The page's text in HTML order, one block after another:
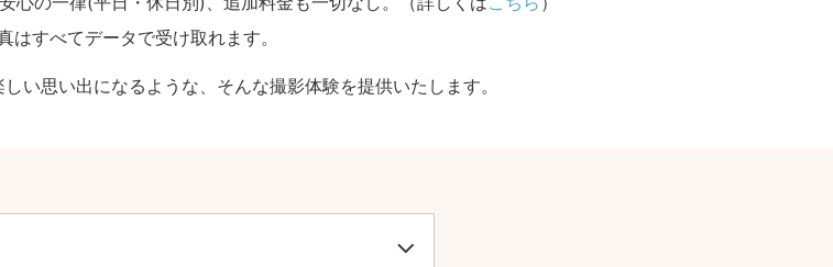
はすべてデータで受け取れます。
い思い出になるような、そんな撮影体験を提供いたします。